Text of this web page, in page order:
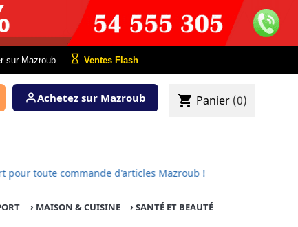
sur Mazroub Ventes Flash
Achetez sur Mazroub shopping_cart Panier (0)
offert pour toute commande d'articles Mazroub !
› MAISON & CUISINE › SANTÉ ET BEAUTÉ